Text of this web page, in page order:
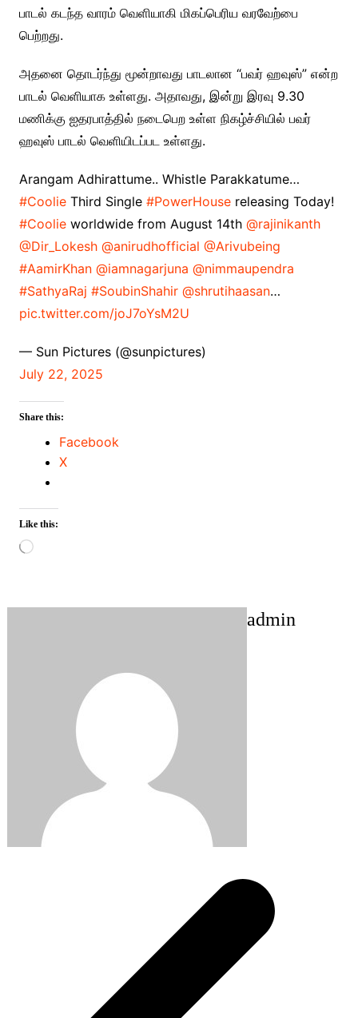
பாடல் கடந்த வாரம் வெளியாகி மிகப்பெரிய வரவேற்பை
பெற்றது.
அதனை தொடர்ந்து மூன்றாவது பாடலான “பவர் ஹவுஸ்” என்ற
பாடல் வெளியாக உள்ளது. அதாவது, இன்று இரவு 9.30
மணிக்கு ஐதரபாத்தில் நடைபெற உள்ள நிகழ்ச்சியில் பவர்
ஹவுஸ் பாடல் வெளியிடப்பட உள்ளது.
Arangam Adhirattume.. Whistle Parakkatume…
#CoolieThird Single #PowerHousereleasing Today!
#Coolieworldwide from August 14th @rajinikanth
@Dir_Lokesh @anirudhofficial @Arivubeing
#AamirKhan @iamnagarjuna @nimmaupendra
#SathyaRaj #SoubinShahir @shrutihaasan…
pic.twitter.com/joJ7oYsM2U
— Sun Pictures (@sunpictures)
July 22, 2025
Share this:
Facebook
X
Like this:
Loading…
admin